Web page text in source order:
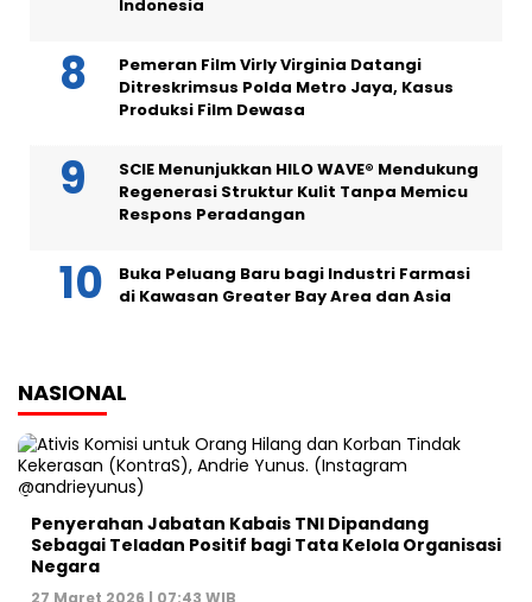
Indonesia
Pemeran Film Virly Virginia Datangi
Ditreskrimsus Polda Metro Jaya, Kasus
Produksi Film Dewasa
SCIE Menunjukkan HILO WAVE® Mendukung
Regenerasi Struktur Kulit Tanpa Memicu
Respons Peradangan
Buka Peluang Baru bagi Industri Farmasi
di Kawasan Greater Bay Area dan Asia
NASIONAL
Penyerahan Jabatan Kabais TNI Dipandang
Sebagai Teladan Positif bagi Tata Kelola Organisasi
Negara